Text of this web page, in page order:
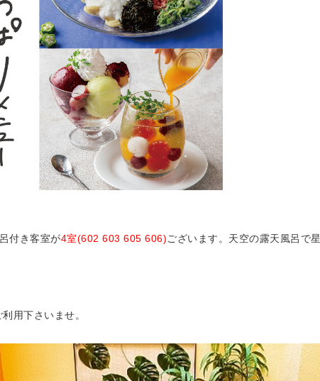
付き客室が4室(602 603 605 606)ございます。天空の露天風呂で
用下さいませ。